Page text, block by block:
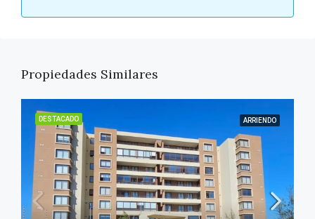
Propiedades Similares
DESTACADO ARRIENDO